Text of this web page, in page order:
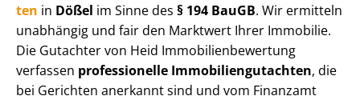
ten in Dößel im Sinne des § 194 BauGB. Wir ermitteln
unabhängig und fair den Marktwert Ihrer Immobilie.
Die Gutachter von Heid Im­mo­bi­li­en­be­wer­tung
verfassen professionelle Im­mo­bi­li­en­gut­ach­ten, die
bei Gerichten anerkannt sind und vom Finanzamt